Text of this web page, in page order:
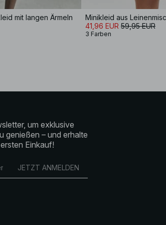
mit langen Ärmeln
41,96 EUR 59,95 EUR
3 Farben
um exklusive
genießen – und erhalte
Einkauf!
JETZT ANMELDEN